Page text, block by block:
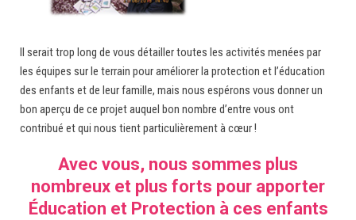
Il serait trop long de vous détailler toutes les activités menées par
les équipes sur le terrain pour améliorer la protection et l’éducation
des enfants et de leur famille, mais nous espérons vous donner un
bon aperçu de ce projet auquel bon nombre d’entre vous ont
contribué et qui nous tient particulièrement à cœur !
Avec vous, nous sommes plus
nombreux et plus forts pour apporter
Éducation et Protection à ces enfants